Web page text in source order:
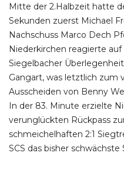
Mitte der 2.Halbzeit hatte
Sekunden zuerst Michael
Nachschuss Marco Dech
Niederkirchen reagierte
Siegelbacher
Gangart, was letztlich zum
Ausscheiden von Benny
In der 83. Minute erzielte
verunglückten Rückpass
schmeichelhaften 2:1
SCS das bisher schwächste